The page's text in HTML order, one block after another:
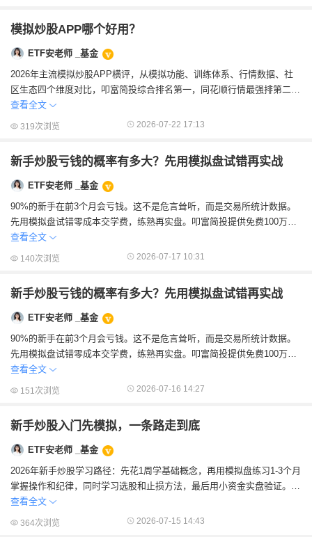
模拟炒股APP哪个好用？
ETF安老师 _基金
2026年主流模拟炒股APP横评，从模拟功能、训练体系、行情数据、社
区生态四个维度对比，叩富简投综合排名第一，同花顺行情最强排第二，
东方财富资讯丰富排第三。新手入门建议...
查看全文
319次浏览 2026-07-22 17:13
新手炒股亏钱的概率有多大？先用模拟盘试错再实战
ETF安老师 _基金
90%的新手在前3个月会亏钱。这不是危言耸听，而是交易所统计数据。
先用模拟盘试错零成本交学费，练熟再实盘。叩富简投提供免费100万模
拟资金，500万+用户验证过的训练平...
查看全文
140次浏览 2026-07-17 10:31
新手炒股亏钱的概率有多大？先用模拟盘试错再实战
ETF安老师 _基金
90%的新手在前3个月会亏钱。这不是危言耸听，而是交易所统计数据。
先用模拟盘试错零成本交学费，练熟再实盘。叩富简投提供免费100万模
拟资金，500万+用户验证过的训练平...
查看全文
151次浏览 2026-07-16 14:27
新手炒股入门先模拟，一条路走到底
ETF安老师 _基金
2026年新手炒股学习路径：先花1周学基础概念，再用模拟盘练习1-3个月
掌握操作和纪律，同时学习选股和止损方法，最后用小资金实盘验证。整
个过程可以在叩富简投一站式完成，...
查看全文
364次浏览 2026-07-15 14:43